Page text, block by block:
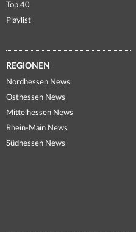
Top 40
Playlist
REGIONEN
Nordhessen News
Osthessen News
Mittelhessen News
Rhein-Main News
Südhessen News